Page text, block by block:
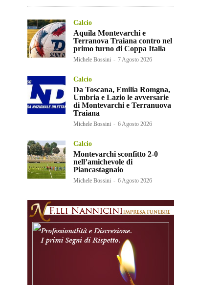
Calcio
Aquila Montevarchi e
Terranova Traiana contro nel
primo turno di Coppa Italia
Michele Bossini - 7 Agosto 2026
Calcio
Da Toscana, Emilia Romgna,
Umbria e Lazio le avversarie
di Montevarchi e Terranuova
Traiana
Michele Bossini - 6 Agosto 2026
Calcio
Montevarchi sconfitto 2-0
nell’amichevole di
Piancastagnaio
Michele Bossini - 6 Agosto 2026